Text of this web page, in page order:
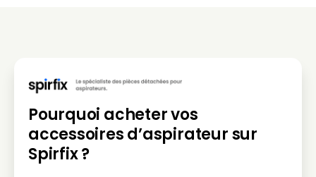
Pourquoi acheter vos
accessoires d’aspirateur sur
Spirfix ?